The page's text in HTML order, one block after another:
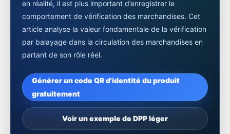
en réalité, il est plus important d’enregistrer le
comportement de vérification des marchandises. Cet
article analyse la valeur fondamentale de la vérification
par balayage dans la circulation des marchandises en
partant de son rôle réel.
Générer un code QR d'identité du produit
gratuitement
Voir un exemple de DPP léger